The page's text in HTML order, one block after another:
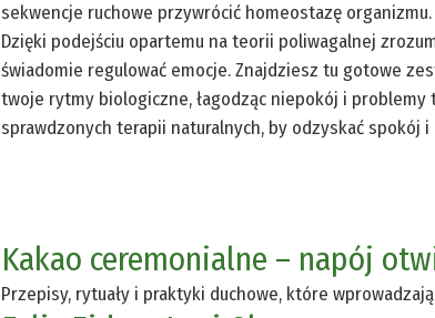
sekwencje ruchowe przywrócić homeostazę organizmu.
Dzięki podejściu opartemu na teorii poliwagalnej
świadomie regulować emocje. Znajdziesz tu gotowe
twoje rytmy biologiczne, łagodząc niepokój i
sprawdzonych terapii naturalnych, by odzyskać spokój
Kakao ceremonialne – napój
Przepisy, rytuały i praktyki duchowe, które